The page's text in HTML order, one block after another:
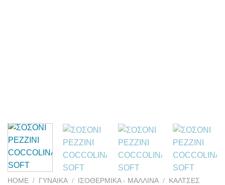
HOME / ΓΥΝΑΙΚΑ / ΙΣΟΘΕΡΜΙΚΆ - ΜΆΛΛΙΝΑ / ΚΆΛΤΣΕΣ